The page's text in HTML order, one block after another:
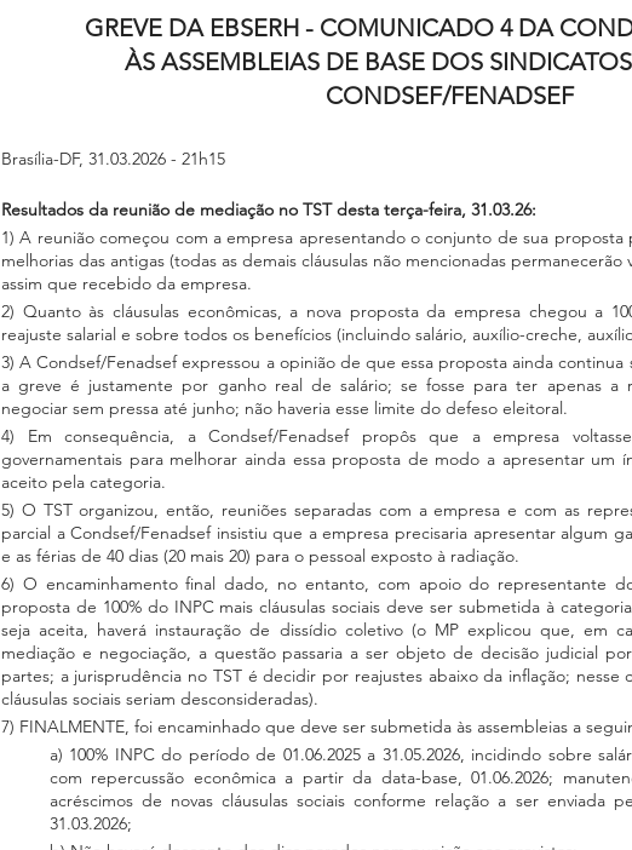
GREVE DA EBSERH - COMUNICADO 4 DA
ÀS ASSEMBLEIAS DE BASE DOS
CONDSEF/FENADSEF
Brasília-DF, 31.03.2026 - 21h15
Resultados da reunião de mediação no TST desta terça-feira, 31.03.26:
1) A reunião começou com a empresa apresentando o conjunto de sua proposta
melhorias das antigas (todas as demais cláusulas não mencionadas permanecerão
assim que recebido da empresa.
2) Quanto às cláusulas econômicas, a nova proposta da empresa chegou a
reajuste salarial e sobre todos os benefícios (incluindo salário, auxílio-creche,
3) A Condsef/Fenadsef expressou a opinião de que essa proposta ainda continua
a greve é justamente por ganho real de salário; se fosse para ter apenas a
negociar sem pressa até junho; não haveria esse limite do defeso eleitoral.
4) Em consequência, a Condsef/Fenadsef propôs que a empresa
governamentais para melhorar ainda essa proposta de modo a apresentar um
aceito pela categoria.
5) O TST organizou, então, reuniões separadas com a empresa e com as
parcial a Condsef/Fenadsef insistiu que a empresa precisaria apresentar algum
e as férias de 40 dias (20 mais 20) para o pessoal exposto à radiação.
6) O encaminhamento final dado, no entanto, com apoio do representante
proposta de 100% do INPC mais cláusulas sociais deve ser submetida à
seja aceita, haverá instauração de dissídio coletivo (o MP explicou que, em
mediação e negociação, a questão passaria a ser objeto de decisão judicial
partes; a jurisprudência no TST é decidir por reajustes abaixo da inflação; nesse
cláusulas sociais seriam desconsideradas).
7) FINALMENTE, foi encaminhado que deve ser submetida às assembleias a
a) 100% INPC do período de 01.06.2025 a 31.05.2026, incidindo sobre
com repercussão econômica a partir da data-base, 01.06.2026;
acréscimos de novas cláusulas sociais conforme relação a ser enviada
31.03.2026;